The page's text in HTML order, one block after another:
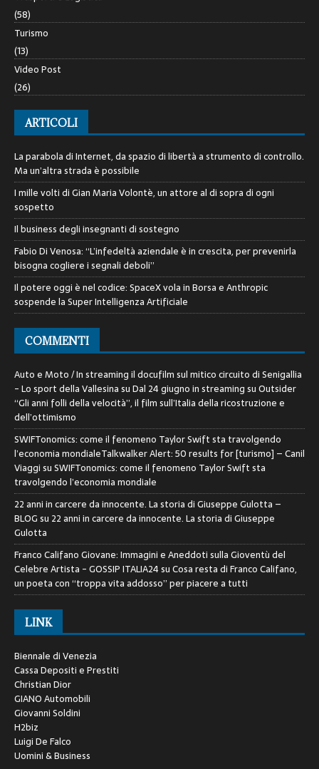
(58)
Turismo
(13)
Video Post
(26)
ARTICOLI
La parabola di Internet, da spazio di libertà a strumento di controllo.
Ma un’altra strada è possibile
I mille volti di Gian Maria Volontè, un attore al di sopra di ogni
sospetto
Il business degli insegnanti di sostegno
Fabio Di Venosa: “L’infedeltà aziendale è in crescita, per prevenirla
bisogna cogliere i segnali deboli”
Il potere oggi è nel codice: SpaceX vola in Borsa e Anthropic
sospende la Super Intelligenza Artificiale
COMMENTI
Auto e Moto / In streaming il docufilm sul mitico circuito di Senigallia
- Lo sport della VallesinasuDal 24 giugno in streaming su Outsider
“Gli anni folli della velocità”, il film sull’Italia della ricostruzione e
dell’ottimismo
SWIFTonomics: come il fenomeno Taylor Swift sta travolgendo
l’economia mondialeTalkwalker Alert: 50 results for [turismo] – Canil
ViaggisuSWIFTonomics: come il fenomeno Taylor Swift sta
travolgendo l’economia mondiale
22 anni in carcere da innocente. La storia di Giuseppe Gulotta –
BLOGsu 22 anni in carcere da innocente. La storia di Giuseppe
Gulotta
Franco Califano Giovane: Immagini e Aneddoti sulla Gioventù del
Celebre Artista - GOSSIP ITALIA24suCosa resta di Franco Califano,
un poeta con “troppa vita addosso” per piacere a tutti
LINK
Biennale di Venezia
Cassa Depositi e Prestiti
Christian Dior
GIANO Automobili
Giovanni Soldini
H2biz
Luigi De Falco
Uomini & Business